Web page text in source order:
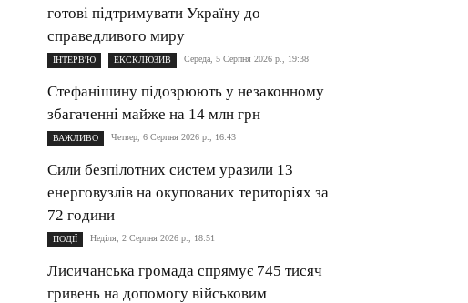
готові підтримувати Україну до
справедливого миру
ІНТЕРВ'Ю ЕКСКЛЮЗИВ Середа, 5 Серпня 2026 р., 19:38
Стефанішину підозрюють у незаконному
збагаченні майже на 14 млн грн
ВАЖЛИВО Четвер, 6 Серпня 2026 р., 16:43
Сили безпілотних систем уразили 13
енерговузлів на окупованих територіях за
72 години
ПОДІЇ Неділя, 2 Серпня 2026 р., 18:51
Лисичанська громада спрямує 745 тисяч
гривень на допомогу військовим